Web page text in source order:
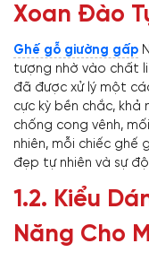
Xoan Đào
Ghế gỗ giường gấp
tượng nhờ vào chất
đã được xử lý một
cực kỳ bền chắc,
chống cong vênh,
nhiên, mỗi chiếc ghế
đẹp tự nhiên và sự
1.2. Kiểu
Năng Cho